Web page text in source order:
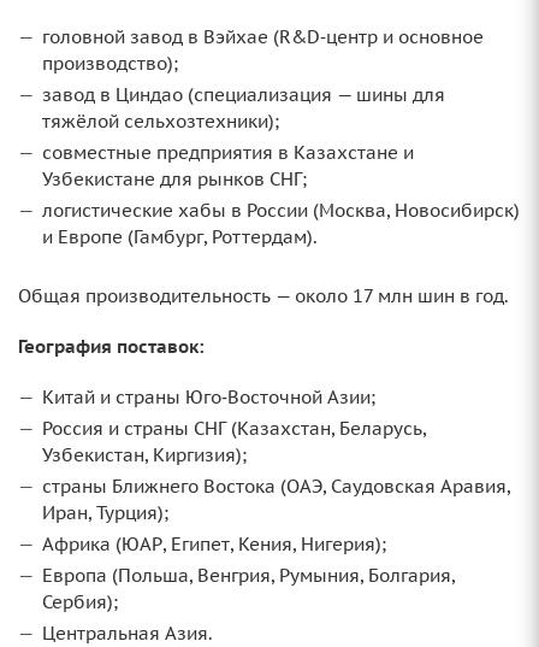
головной завод в Вэйхае (R&D‑центр и основное
производство);
завод в Циндао (специализация — шины для
тяжёлой сельхозтехники);
совместные предприятия в Казахстане и
Узбекистане для рынков СНГ;
логистические хабы в России (Москва, Новосибирск)
и Европе (Гамбург, Роттердам).
Общая производительность — около 17 млн шин в год.
География поставок:
Китай и страны Юго‑Восточной Азии;
Россия и страны СНГ (Казахстан, Беларусь,
Узбекистан, Киргизия);
страны Ближнего Востока (ОАЭ, Саудовская Аравия,
Иран, Турция);
Африка (ЮАР, Египет, Кения, Нигерия);
Европа (Польша, Венгрия, Румыния, Болгария,
Сербия);
Центральная Азия.